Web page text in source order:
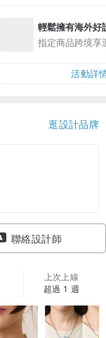
輕鬆擁有海外好
指定商品跨境享
活動詳
逛設計品牌
聯絡設計師
上次上線
超過 1 週